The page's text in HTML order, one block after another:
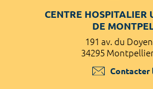
CENTRE HOSPITALIER
DE
191 av. du
34295
Contacter